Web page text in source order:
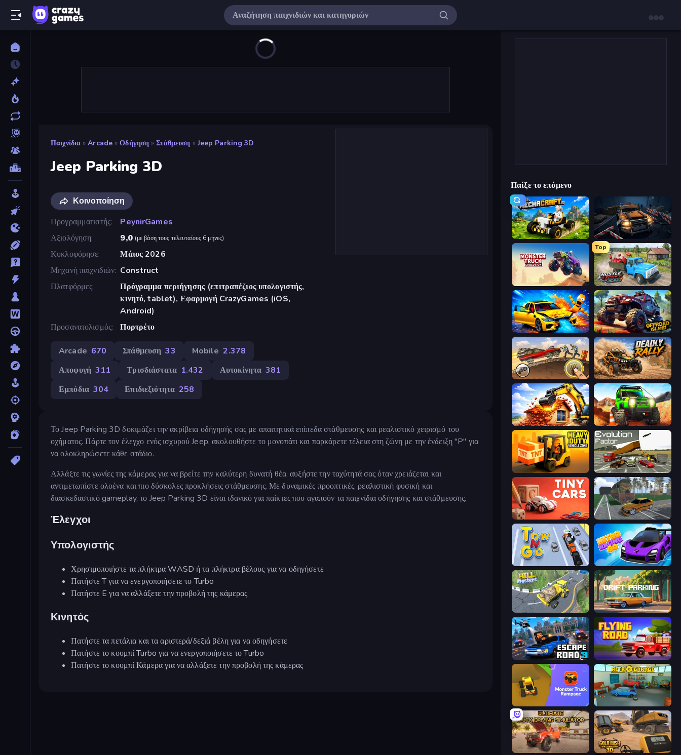
Παιχνίδια » Arcade » Οδήγηση » Στάθμευση » Jeep Parking 3D
Jeep Parking 3D
Κοινοποίηση
Προγραμματιστής
PeynirGames
Αξιολόγηση
9,0 (με βάση τους τελευταίους 6 μήνες)
Κυκλοφόρησε
Μάιος 2026
Μηχανή παιχνιδιών Construct
Πλατφόρμες
Πρόγραμμα περιήγησης (επιτραπέζιος υπολογιστής,
κινητό, tablet), Εφαρμογή CrazyGames (iOS,
Android)
Προσανατολισμός
Πορτρέτο
Arcade 670 Στάθμευση 33 Mobile 2.378
Αποφυγή 311 Τρισδιάστατα 1.432 Αυτοκίνητα 381
Εμπόδια 304 Επιδιεξιότητα 258
Το Jeep Parking 3D δοκιμάζει την ακρίβεια οδήγησής σας με απαιτητικά επίπεδα στάθμευσης και ρεαλιστικό χειρισμό του
οχήματος. Πάρτε τον έλεγχο ενός ισχυρού Jeep, ακολουθήστε το μονοπάτι και παρκάρετε τέλεια στη ζώνη με την ένδειξη "P" για
να ολοκληρώσετε κάθε στάδιο.
Αλλάξτε τις γωνίες της κάμερας για να βρείτε την καλύτερη δυνατή θέα, αυξήστε την ταχύτητά σας όταν χρειάζεται και
αντιμετωπίστε ολοένα και πιο δύσκολες προκλήσεις στάθμευσης. Με δυναμικές προοπτικές, ρεαλιστική φυσική και
διασκεδαστικό gameplay, το Jeep Parking 3D είναι ιδανικό για παίκτες που αγαπούν τα παιχνίδια οδήγησης και στάθμευσης.
Έλεγχοι
Υπολογιστής
Χρησιμοποιήστε τα πλήκτρα WASD ή τα πλήκτρα βέλους για να οδηγήσετε
Πατήστε T για να ενεργοποιήσετε το Turbo
Πατήστε E για να αλλάξετε την προβολή της κάμερας
Κινητός
Πατήστε τα πετάλια και τα αριστερά/δεξιά βέλη για να οδηγήσετε
Πατήστε το κουμπί Turbo για να ενεργοποιήσετε το Turbo
Πατήστε το κουμπί Κάμερα για να αλλάξετε την προβολή της κάμερας
Παίξε το επόμενο
Mechacraft.io Cars vs Zombies
Monster Truck Evolution
Top
Hustle & Drift in ZIL
BMG: Ragdoll Playground Offroad Island
Earn to Die: Zombie Ride Deadly Rally
City Constructor Offroad Life 3D
Evolution Factor
Tiny Cars Obby: Car Crash Sandbox
Tow N Go Nitro Racing Go
Hill Masters Drift Parking
Escape Road 3 Flying Road
Monster Truck Rampage
Ultimate Truck Driving Simulator 2020 Gold Rush: Gold Simulator 3D